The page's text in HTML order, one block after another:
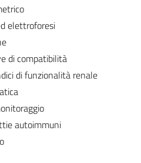
elettroforesi
di compatibilità
di funzionalità renale
autoimmuni